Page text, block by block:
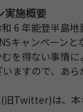
実施概要
6 年能登半島
キャンペーンと
を得ない事情
ますので、あ
Twitter)は、本